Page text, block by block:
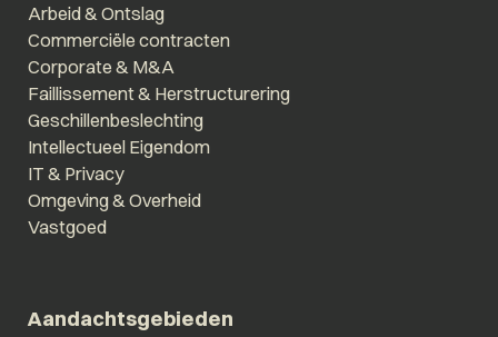
Arbeid & Ontslag
Commerciële contracten
Corporate & M&A
Faillissement & Herstructurering
Geschillenbeslechting
Intellectueel Eigendom
IT & Privacy
Omgeving & Overheid
Vastgoed
Aandachtsgebieden